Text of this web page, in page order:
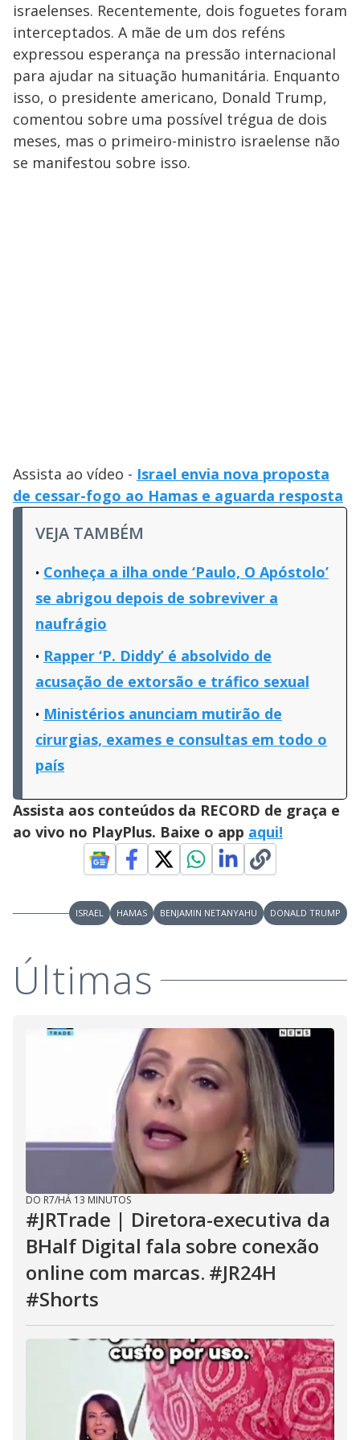
israelenses. Recentemente, dois foguetes foram
interceptados. A mãe de um dos reféns
expressou esperança na pressão internacional
para ajudar na situação humanitária. Enquanto
isso, o presidente americano, Donald Trump,
comentou sobre uma possível trégua de dois
meses, mas o primeiro-ministro israelense não
se manifestou sobre isso.
Assista ao vídeo - Israel envia nova proposta
de cessar-fogo ao Hamas e aguarda resposta
VEJA TAMBÉM
Conheça a ilha onde ‘Paulo, O Apóstolo’
se abrigou depois de sobreviver a
naufrágio
Rapper ‘P. Diddy’ é absolvido de
acusação de extorsão e tráfico sexual
Ministérios anunciam mutirão de
cirurgias, exames e consultas em todo o
país
Assista aos conteúdos da RECORD de graça e
ao vivo no PlayPlus. Baixe o app aqui!
ISRAEL HAMAS BENJAMIN NETANYAHU DONALD TRUMP
Últimas
DO R7/HÁ 13 MINUTOS
#JRTrade | Diretora-executiva da
BHalf Digital fala sobre conexão
online com marcas. #JR24H
#Shorts